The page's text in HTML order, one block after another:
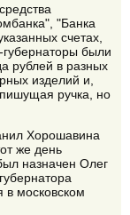
"Банка
счетах,
губернаторы были
рублей в разных
изделий и,
ручка, но
Хорошавина
же день
назначен Олег
в московском